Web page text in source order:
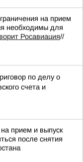
на прием
необходимы для
Росавиация//
по делу о
счета и
прием и выпуск
после снятия